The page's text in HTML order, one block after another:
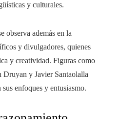
y culturales.
observa además en la
y divulgadores, quienes
y creatividad. Figuras como
Druyan y Javier Santaolalla
enfoques y entusiasmo.